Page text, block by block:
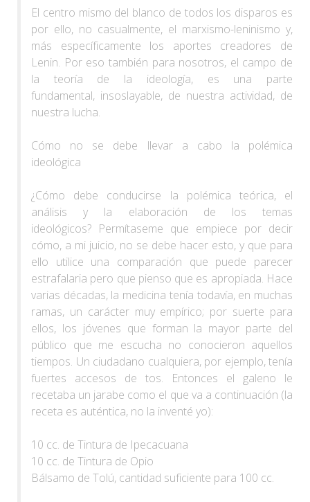
El centro mismo del blanco de todos los disparos es
por ello, no casualmente, el marxismo-leninismo y,
más específicamente los aportes creadores de
Lenin. Por eso también para nosotros, el campo de
la teoría de la ideología, es una parte
fundamental, insoslayable, de nuestra actividad, de
nuestra lucha.
Cómo no se debe llevar a cabo la polémica
ideológica
¿Cómo debe conducirse la polémica teórica, el
análisis y la elaboración de los temas
ideológicos? Permítaseme que empiece por decir
cómo, a mi juicio, no se debe hacer esto, y que para
ello utilice una comparación que puede parecer
estrafalaria pero que pienso que es apropiada. Hace
varias décadas, la medicina tenía todavía, en muchas
ramas, un carácter muy empírico; por suerte para
ellos, los jóvenes que forman la mayor parte del
público que me escucha no conocieron aquellos
tiempos. Un ciudadano cualquiera, por ejemplo, tenía
fuertes accesos de tos. Entonces el galeno le
recetaba un jarabe como el que va a continuación (la
receta es auténtica, no la inventé yo):
10 cc. de Tintura de Ipecacuana
10 cc. de Tintura de Opio
Bálsamo de Tolú, cantidad suficiente para 100 cc.